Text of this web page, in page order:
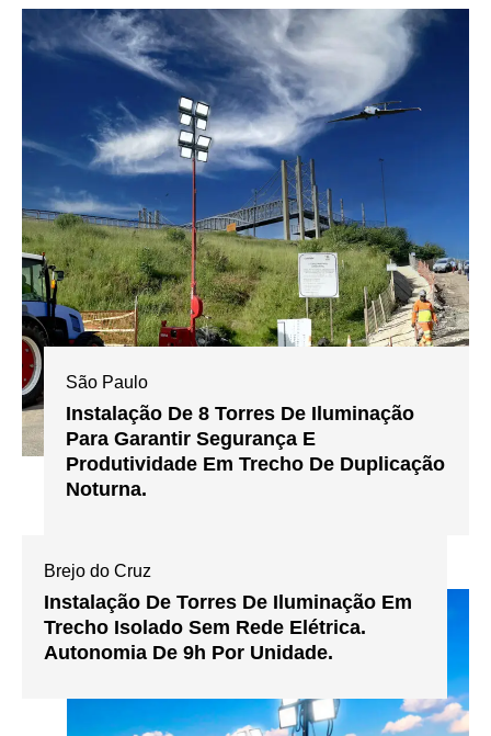
São Paulo
Instalação De 8 Torres De Iluminação
Para Garantir Segurança E
Produtividade Em Trecho De Duplicação
Noturna.
Brejo do Cruz
Instalação De Torres De Iluminação Em
Trecho Isolado Sem Rede Elétrica.
Autonomia De 9h Por Unidade.